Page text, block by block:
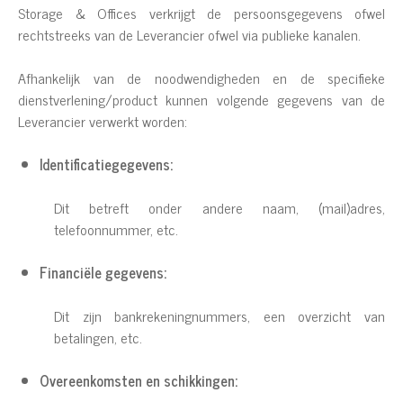
Storage & Offices verkrijgt de persoonsgegevens ofwel
rechtstreeks van de Leverancier ofwel via publieke kanalen.
Afhankelijk van de noodwendigheden en de specifieke
dienstverlening/product kunnen volgende gegevens van de
Leverancier verwerkt worden:
Identificatiegegevens:
Dit betreft onder andere naam, (mail)adres,
telefoonnummer, etc.
Financiële gegevens:
Dit zijn bankrekeningnummers, een overzicht van
betalingen, etc.
Overeenkomsten en schikkingen: